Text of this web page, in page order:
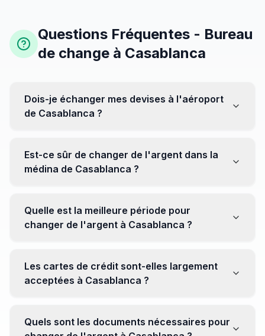
Questions Fréquentes - Bureau
de change à Casablanca
Dois-je échanger mes devises à l'aéroport
de Casablanca ?
être moins avantageux. Orientez-vous plutôt vers les
bureaux de change en ville pour obtenir de meilleurs
Est-ce sûr de changer de l'argent dans la
médina de Casablanca ?
établissements réputés pour éviter les surprises.
Quelle est la meilleure période pour
changer de l'argent à Casablanca ?
soyez attentif aux fluctuations pour maximiser la valeur
de vos devises.
Les cartes de crédit sont-elles largement
acceptées à Casablanca ?
Cependant, avoir un peu de monnaie locale peut être
Quels sont les documents nécessaires pour